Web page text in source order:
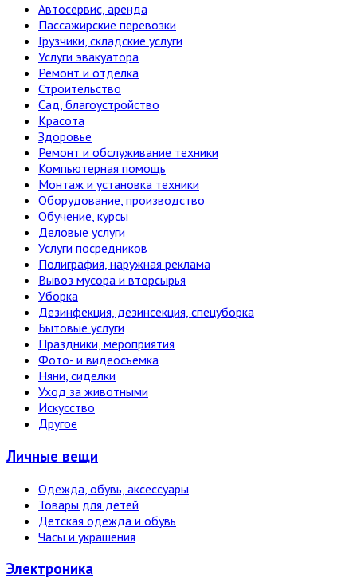
Автосервис, аренда
Пассажирские перевозки
Грузчики, складские услуги
Услуги эвакуатора
Ремонт и отделка
Строительство
Сад, благоустройство
Красота
Здоровье
Ремонт и обслуживание техники
Компьютерная помощь
Монтаж и установка техники
Оборудование, производство
Обучение, курсы
Деловые услуги
Услуги посредников
Полиграфия, наружная реклама
Вывоз мусора и вторсырья
Уборка
Дезинфекция, дезинсекция, спецуборка
Бытовые услуги
Праздники, мероприятия
Фото- и видеосъёмка
Няни, сиделки
Уход за животными
Искусство
Другое
Личные вещи
Одежда, обувь, аксессуары
Товары для детей
Детская одежда и обувь
Часы и украшения
Электро­ника